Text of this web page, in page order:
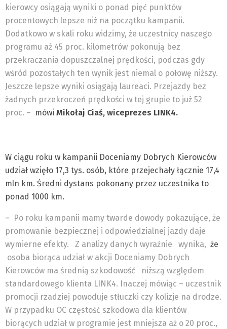
kierowcy osiągają wyniki o ponad pięć punktów
procentowych lepsze niż na początku kampanii.
Dodatkowo w skali roku widzimy, że uczestnicy naszego
programu aż 45 proc. kilometrów pokonują bez
przekraczania dopuszczalnej prędkości, podczas gdy
wśród pozostałych ten wynik jest niemal o połowę niższy.
Jeszcze lepsze wyniki osiągają laureaci. Przejazdy bez
żadnych przekroczeń prędkości w tej grupie to już 52
proc. – mówi Mikołaj Ciaś, wiceprezes LINK4.
W ciągu roku w kampanii Doceniamy Dobrych Kierowców
udział wzięło 17,3 tys. osób, które przejechały łącznie 17,4
mln km. Średni dystans pokonany przez uczestnika to
ponad 1000 km.
–
Po roku kampanii mamy twarde dowody pokazujące, że
promowanie bezpiecznej i odpowiedzialnej jazdy daje
wymierne efekty.
Z analizy danych wyraźnie wynika, że
osoba biorąca udział w akcji Doceniamy Dobrych
Kierowców ma średnią szkodowość
niższą względem
standardowego klienta LINK4. Inaczej mówiąc – uczestnik
promocji rzadziej powoduje stłuczki czy kolizje na drodze.
W przypadku OC częstość szkodowa dla klientów
biorących udział w programie jest mniejsza aż o 20 proc.,